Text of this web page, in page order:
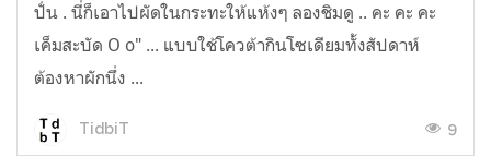
ปั่น . นี่ก็เอาไปผัดในกระทะให้แห้งๆ ลองชิมดู .. คะ คะ คะ
เค็มสะบัด O o" ... แบบใช้โควต้ากินโซเดียมทั้งสัปดาห์
ต้องหาผักนึ่ง ...
TidbiT 9